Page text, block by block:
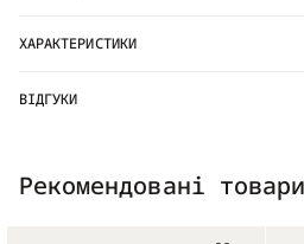
ХАРАКТЕРИСТИКИ
ВІДГУКИ
Рекомендовані товари